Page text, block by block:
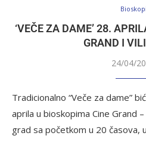
Bioskopi
‘VEČE ZA DAME’ 28.
GRAND I
24/04/
Tradicionalno “Veče za dame”
aprila u bioskopima Cine Grand
grad sa početkom u 20 časova,